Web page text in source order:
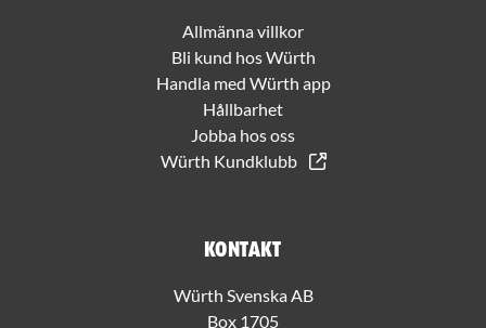
Allmänna villkor
Bli kund hos Würth
Handla med Würth app
Hållbarhet
Jobba hos oss
Würth Kundklubb
Kontakt
Würth Svenska AB
Box 1705